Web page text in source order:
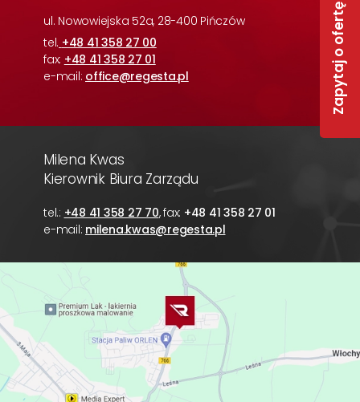
Zapytaj o ofertę
ul. Nowowiejska 52a, 28-400 Pińczów
tel. +48 41 358 27 00
fax: +48 41 358 27 01
e-mail: office@regesta.pl
Milena Kwas
Kierownik Biura Zarządu
tel.: +48 41 358 27 70, fax: +48 41 358 27 01
e-mail: milena.kwas@regesta.pl